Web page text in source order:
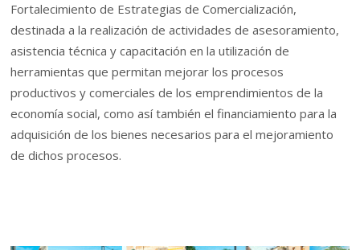
Fortalecimiento de Estrategias de Comercialización,
destinada a la realización de actividades de asesoramiento,
asistencia técnica y capacitación en la utilización de
herramientas que permitan mejorar los procesos
productivos y comerciales de los emprendimientos de la
economía social, como así también el financiamiento para la
adquisición de los bienes necesarios para el mejoramiento
de dichos procesos.